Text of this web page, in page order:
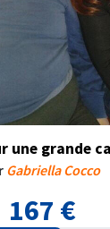
une grande
Gabriella Cocco
167 €